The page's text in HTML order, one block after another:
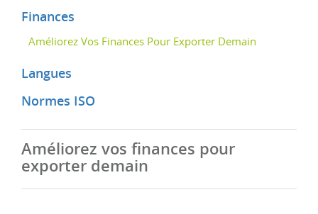
Finances
Améliorez Vos Finances Pour Exporter Demain
Langues
Normes ISO
Améliorez vos finances pour
exporter demain